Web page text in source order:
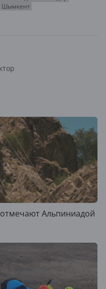
Шымкент
Альпиниадой